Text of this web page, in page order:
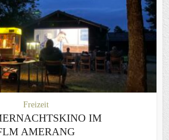
Freizeit
IM
AMERANG